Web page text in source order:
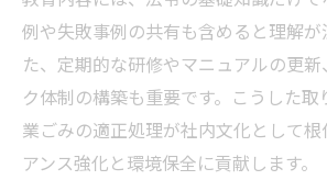
例や失敗事例の共有も含めると理解が
た、定期的な研修やマニュアルの更
ク体制の構築も重要です。こうした
業ごみの適正処理が社内文化として
アンス強化と環境保全に貢献します。